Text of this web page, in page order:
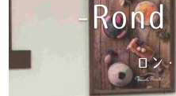
-
ロン